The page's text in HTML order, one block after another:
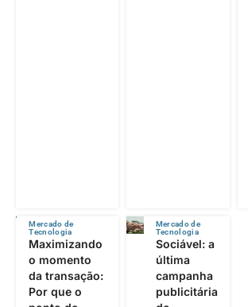
Mercado de
Tecnologia
Maximizando
o momento
da transação:
Por que o
Mercado de
Tecnologia
Sociável: a
última
campanha
publicitária